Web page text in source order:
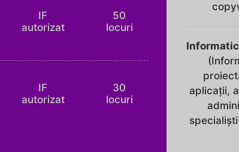
IF
autorizat
50
locuri
IF
autorizat
30
locuri
aplicaţii,